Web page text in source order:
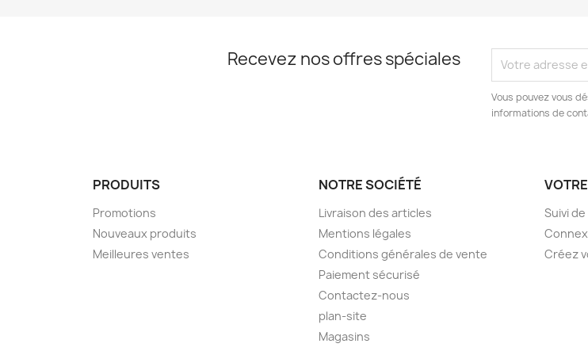
Recevez nos offres spéciales
Vous pouvez vous
informations de
PRODUITS
Promotions
Nouveaux produits
Meilleures ventes
NOTRE SOCIÉTÉ
Livraison des articles
Mentions légales
Conditions générales de vente
Paiement sécurisé
Contactez-nous
plan-site
Magasins
Suivi
Créez